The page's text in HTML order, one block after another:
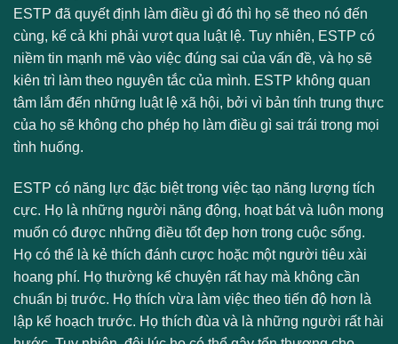
ESTP đã quyết định làm điều gì đó thì họ sẽ theo nó đến
cùng, kể cả khi phải vượt qua luật lệ. Tuy nhiên, ESTP có
niềm tin mạnh mẽ vào việc đúng sai của vấn đề, và họ sẽ
kiên trì làm theo nguyên tắc của mình. ESTP không quan
tâm lắm đến những luật lệ xã hội, bởi vì bản tính trung thực
của họ sẽ không cho phép họ làm điều gì sai trái trong mọi
tình huống.
ESTP có năng lực đặc biệt trong việc tạo năng lượng tích
cực. Họ là những người năng động, hoạt bát và luôn mong
muốn có được những điều tốt đẹp hơn trong cuộc sống.
Họ có thể là kẻ thích đánh cược hoặc một người tiêu xài
hoang phí. Họ thường kể chuyện rất hay mà không cần
chuẩn bị trước. Họ thích vừa làm việc theo tiến độ hơn là
lập kế hoạch trước. Họ thích đùa và là những người rất hài